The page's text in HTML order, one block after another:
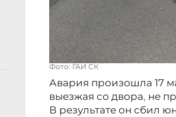
Фото: ГАИ СК
Авария произошла 17
выезжая со двора, не
В результате он сбил